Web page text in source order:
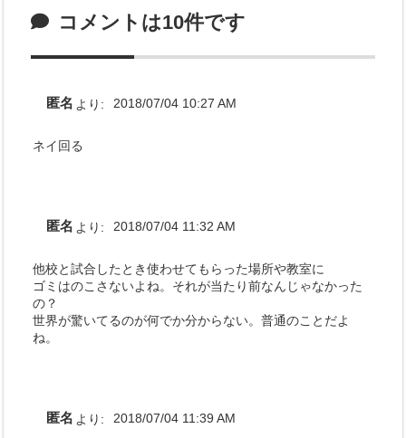
コメントは10件です
匿名 より: 2018/07/04 10:27 AM
ネイ回る
匿名 より: 2018/07/04 11:32 AM
他校と試合したとき使わせてもらった場所や教室に
ゴミはのこさないよね。それが当たり前なんじゃなかった
の？
世界が驚いてるのが何でか分からない。普通のことだよ
ね。
匿名 より: 2018/07/04 11:39 AM